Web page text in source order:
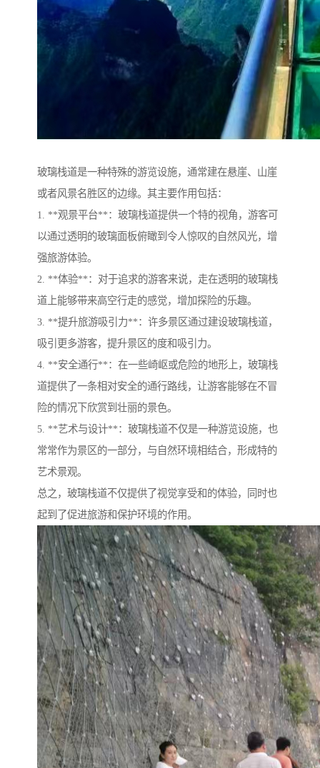
玻璃栈道是一种特殊的游览设施，通常建在悬崖、山崖
或者风景名胜区的边缘。其主要作用包括：
1. **观景平台**：玻璃栈道提供一个特的视角，游客可
以通过透明的玻璃面板俯瞰到令人惊叹的自然风光，增
强旅游体验。
2. **体验**：对于追求的游客来说，走在透明的玻璃栈
道上能够带来高空行走的感觉，增加探险的乐趣。
3. **提升旅游吸引力**：许多景区通过建设玻璃栈道，
吸引更多游客，提升景区的度和吸引力。
4. **安全通行**：在一些崎岖或危险的地形上，玻璃栈
道提供了一条相对安全的通行路线，让游客能够在不冒
险的情况下欣赏到壮丽的景色。
5. **艺术与设计**：玻璃栈道不仅是一种游览设施，也
常常作为景区的一部分，与自然环境相结合，形成特的
艺术景观。
总之，玻璃栈道不仅提供了视觉享受和的体验，同时也
起到了促进旅游和保护环境的作用。